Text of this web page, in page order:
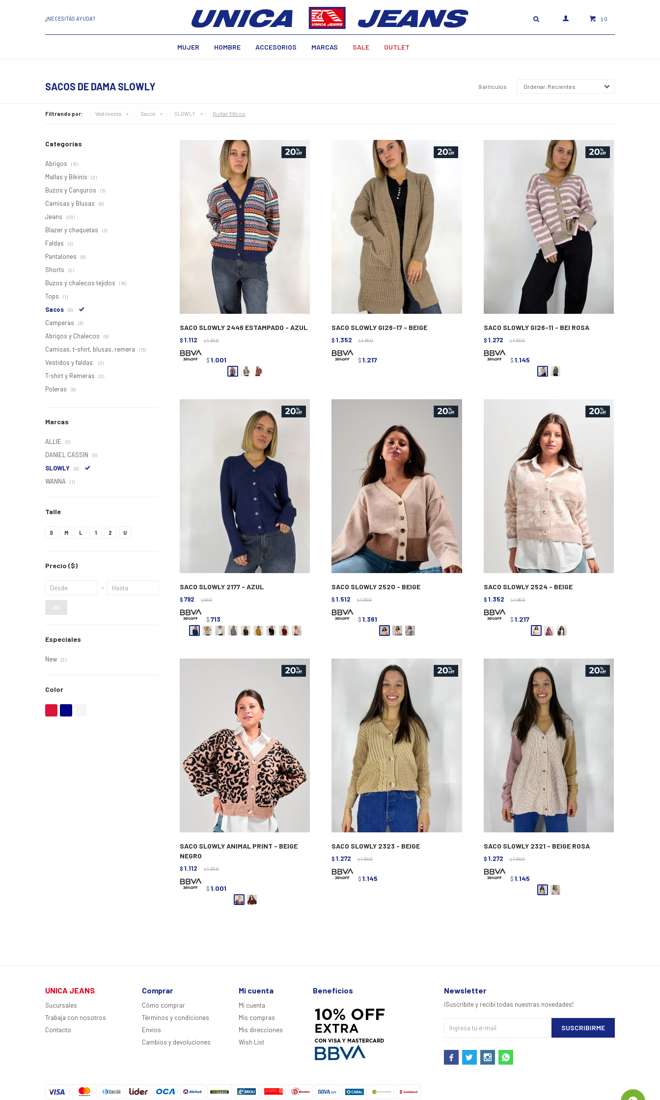
MUJER HOMBRE ACCESORIOS MARCAS SALE OUTLET
$ 0
¿NECESITÁS AYUDA?
SACOS DE DAMA SLOWLY 9 artículos Recientes
Filtrando por: Vestimenta Sacos SLOWLY Quitar filtros
SACO SLOWLY 2446 ESTAMPADO - AZUL
$ 1.112 $ 1.390
$ 1.001
SACO SLOWLY GI26-17 - BEIGE
$ 1.352 $ 1.690
$ 1.217
SACO SLOWLY GI26-11 - BEI ROSA
$ 1.272 $ 1.590
$ 1.145
SACO SLOWLY 2177 - AZUL
$ 792 $ 990
$ 713
SACO SLOWLY 2520 - BEIGE
$ 1.512 $ 1.890
$ 1.361
SACO SLOWLY 2524 - BEIGE
$ 1.352 $ 1.690
$ 1.217
SACO SLOWLY ANIMAL PRINT - BEIGE
NEGRO
$ 1.112 $ 1.390
$ 1.001
SACO SLOWLY 2323 - BEIGE
$ 1.272 $ 1.590
$ 1.145
SACO SLOWLY 2321 - BEIGE ROSA
$ 1.272 $ 1.590
$ 1.145
Categorías
Abrigos (15)
Mallas y Bikinis (2)
Buzos y Canguros (3)
Camisas y Blusas (6)
Jeans (20)
Blazer y chaquetas (3)
Faldas (3)
Pantalones (9)
Shorts (2)
Buzos y chalecos tejidos (16)
Tops (1)
Sacos (9)
Camperas (3)
Abrigos y Chalecos (8)
Camisas, t-shirt, blusas, remera (13)
Vestidos y faldas. (2)
T-shirt y Remeras (2)
Poleras (8)
Marcas
ALLIE (5)
DANIEL CASSIN (5)
SLOWLY (9)
WANNA (1)
Talle
S M L 1 2 U
Precio ($)
OK
Especiales
New (2)
Color
UNICA JEANS
Sucursales
Trabaja con nosotros
Contacto
Comprar
Cómo comprar
Términos y condiciones
Envíos
Cambios y devoluciones
Mi cuenta
Mi cuenta
Mis compras
Mis direcciones
Wish List
Beneficios Newsletter
¡Suscribite y recibí todas nuestras novedades!
SUSCRIBIRME
   